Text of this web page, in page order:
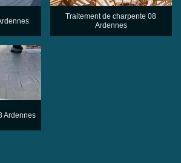
Traitement de charpente 08
Ardennes
Ardennes